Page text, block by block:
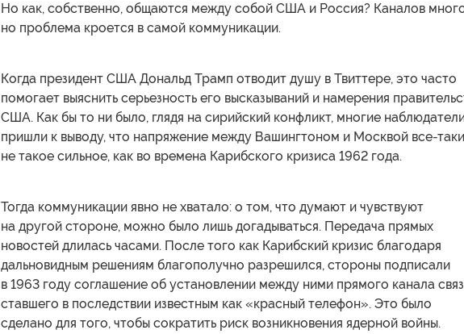
Но как, собственно, общаются между собой США и Россия? Каналов
но проблема кроется в самой коммуникации.
Когда президент США Дональд Трамп отводит душу в Твиттере, это часто
помогает выяснить серьезность его высказываний и намерения
США. Как бы то ни было, глядя на сирийский конфликт, многие
пришли к выводу, что напряжение между Вашингтоном и Москвой все-таки
не такое сильное, как во времена Карибского кризиса 1962 года.
Тогда коммуникации явно не хватало: о том, что думают и чувствуют
на другой стороне, можно было лишь догадываться. Передача прямых
новостей длилась часами. После того как Карибский кризис благодаря
дальновидным решениям благополучно разрешился, стороны подписали
в 1963 году соглашение об установлении между ними прямого канала
ставшего в последствии известным как «красный телефон». Это было
сделано для того, чтобы сократить риск возникновения ядерной войны.